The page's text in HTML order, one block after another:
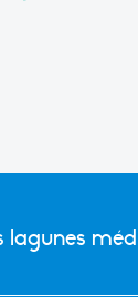
lagunes